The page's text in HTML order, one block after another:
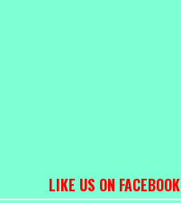
LIKE US ON FACEBOOK